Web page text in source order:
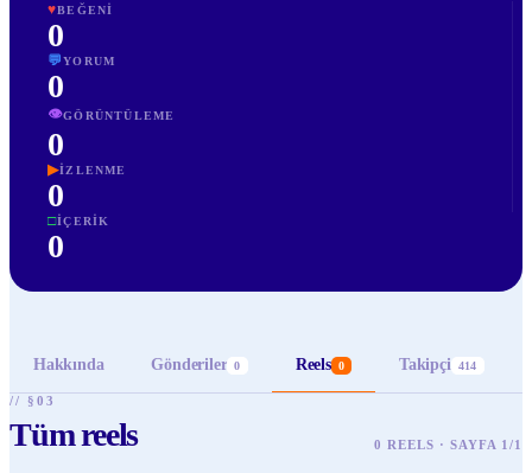
♥BEĞENI
0
💬YORUM
0
👁GÖRÜNTÜLEME
0
▶İZLENME
0
□İÇERIK
0
Hakkında Gönderiler 0 Reels 0 Takipçi 414
// §03
Tüm reels 0 REELS · SAYFA 1/1